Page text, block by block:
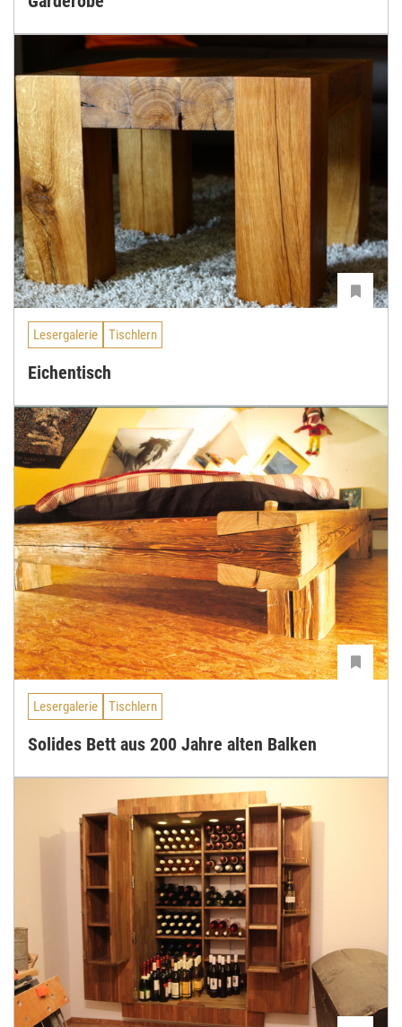
Lesergalerie Tischlern
Eichentisch
Lesergalerie Tischlern
Solides Bett aus 200 Jahre alten Balken